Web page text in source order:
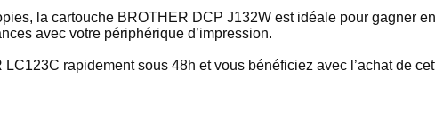
la cartouche BROTHER DCP J132W est idéale pour gagner
avec votre périphérique d’impression.
rapidement sous 48h et vous bénéficiez avec l’achat de